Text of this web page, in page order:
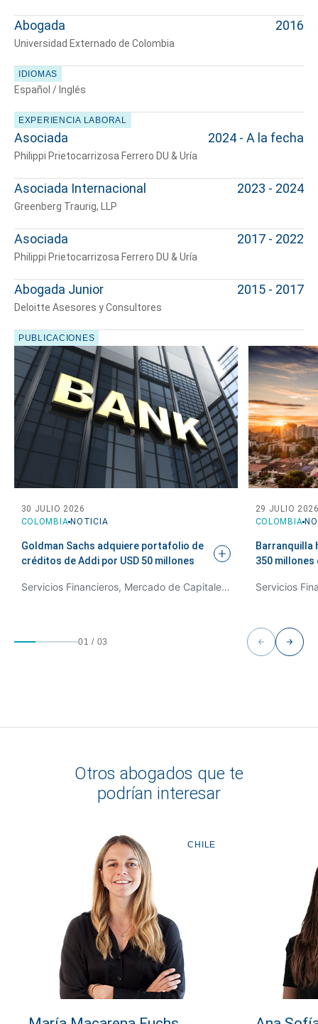
Cuéntanos, ¿Cómo
te podemos ayudar?
Abogada
Universidad Externado de Colombia
2016
IDIOMAS
Español / Inglés
EXPERIENCIA LABORAL
Asociada
Philippi Prietocarrizosa Ferrero DU & Uría
2024 - A la fecha
Asociada Internacional
Greenberg Traurig, LLP
2023 - 2024
Asociada
Philippi Prietocarrizosa Ferrero DU & Uría
2017 - 2022
Abogada Junior
Deloitte Asesores y Consultores
2015 - 2017
PUBLICACIONES
COLOMBIA NOTICIA
30 JULIO 2026
Goldman Sachs adquiere portafolio de
créditos de Addi por USD 50 millones
Servicios Financieros, Mercado de Capitales y Derecho Bancario
COLOMBIA
29 JULIO
Barranquilla
350
01 / 03
Otros abogados que te
podrían interesar
CHILE